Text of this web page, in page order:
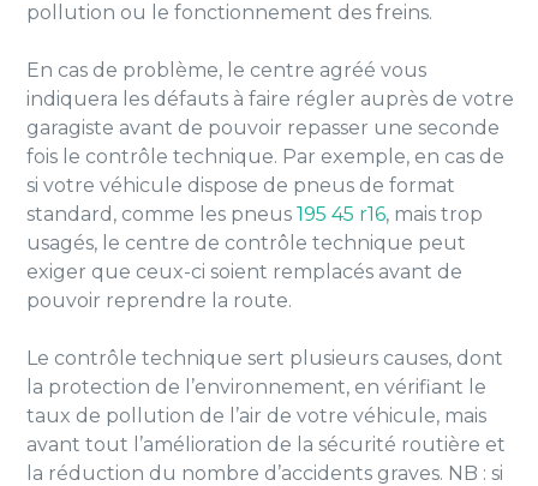
pollution ou le fonctionnement des freins.
En cas de problème, le centre agréé vous
indiquera les défauts à faire régler auprès de votre
garagiste avant de pouvoir repasser une seconde
fois le contrôle technique. Par exemple, en cas de
si votre véhicule dispose de pneus de format
standard, comme les pneus 195 45 r16, mais trop
usagés, le centre de contrôle technique peut
exiger que ceux-ci soient remplacés avant de
pouvoir reprendre la route.
Le contrôle technique sert plusieurs causes, dont
la protection de l’environnement, en vérifiant le
taux de pollution de l’air de votre véhicule, mais
avant tout l’amélioration de la sécurité routière et
la réduction du nombre d’accidents graves. NB : si